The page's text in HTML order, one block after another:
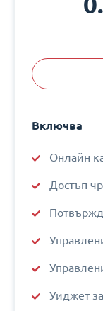
Включва
Онлайн
Достъп
Уиджет